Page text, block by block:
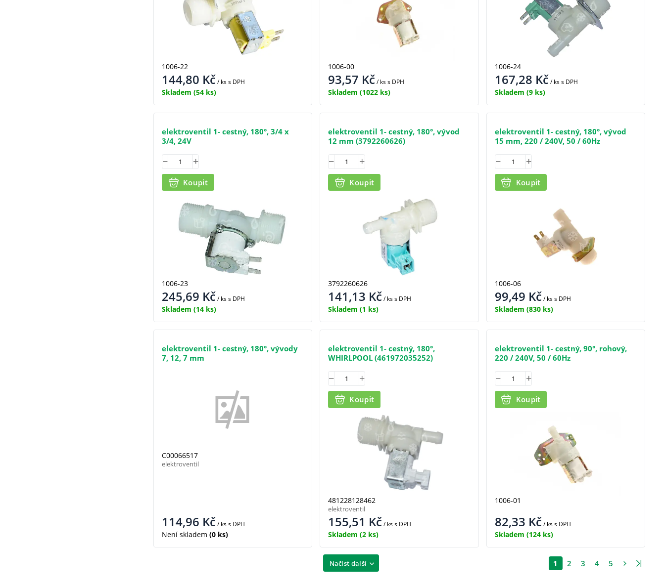
1006-22
144,80 Kč/ kss DPH
Skladem (54 ks)
1006-00
93,57 Kč/ kss DPH
Skladem (1022 ks)
1006-24
167,28 Kč/ kss DPH
Skladem (9 ks)
elektroventil 1- cestný, 180°, 3/4 x
3/4, 24V
1006-23
245,69 Kč/ kss DPH
Skladem (14 ks)
Koupit
elektroventil 1- cestný, 180°, vývod
12 mm (3792260626)
3792260626
141,13 Kč/ kss DPH
Skladem (1 ks)
Koupit
elektroventil 1- cestný, 180°, vývod
15 mm, 220 / 240V, 50 / 60Hz
1006-06
99,49 Kč/ kss DPH
Skladem (830 ks)
Koupit
elektroventil 1- cestný, 180°, vývody
7, 12, 7 mm
C00066517
114,96 Kč/ kss DPH
Není skladem (0 ks)
elektroventil
elektroventil 1- cestný, 180°,
WHIRLPOOL (461972035252)
481228128462
155,51 Kč/ kss DPH
Skladem (2 ks)
Koupit
elektroventil
elektroventil 1- cestný, 90°, rohový,
220 / 240V, 50 / 60Hz
1006-01
82,33 Kč/ kss DPH
Skladem (124 ks)
Koupit
Načíst další 1 2 3 4 5